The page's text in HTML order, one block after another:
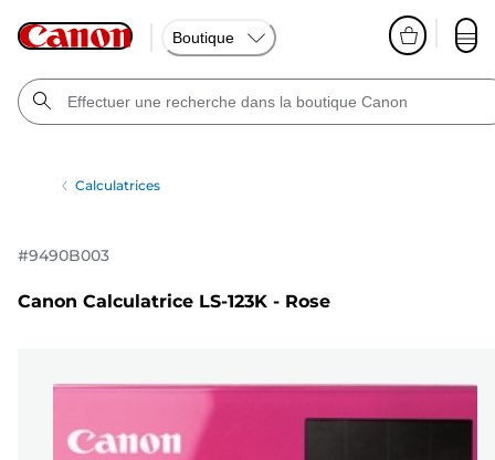
Boutique
Calculatrices
#9490B003
Canon Calculatrice LS-123K - Rose